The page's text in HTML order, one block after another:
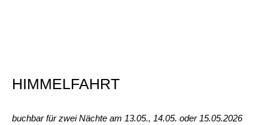
HIMMELFAHRT
buchbar für zwei Nächte am 13.05., 14.05. oder 15.05.2026